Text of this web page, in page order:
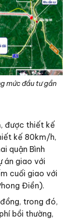
mức đầu tư gần
được thiết kế
kế 80km/h,
quận Bình
án giao với
cuối giao với
Điền).
trong đó,
bồi thường,